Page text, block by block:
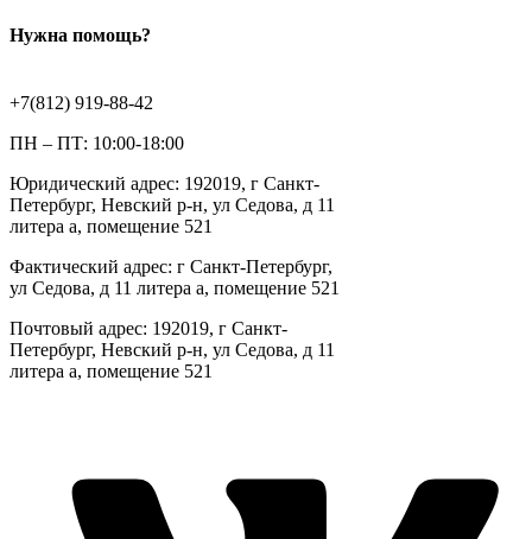
Нужна помощь?
+7(812) 919-88-42
ПН – ПТ: 10:00-18:00
Юридический адрес: 192019, г Санкт-
Петербург, Невский р-н, ул Седова, д 11
литера а, помещение 521
Фактический адрес: г Санкт-Петербург,
ул Седова, д 11 литера а, помещение 521
Почтовый адрес: 192019, г Санкт-
Петербург, Невский р-н, ул Седова, д 11
литера а, помещение 521